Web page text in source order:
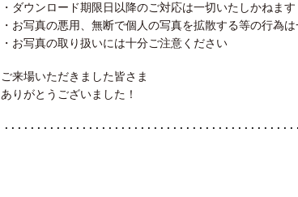
・ダウンロード期限日以降のご対応は一切いたしかねます
・お写真の悪用、無断で個人の写真を拡散する等の行為
・お写真の取り扱いには十分ご注意ください
ご来場いただきました皆さま
ありがとうございました！